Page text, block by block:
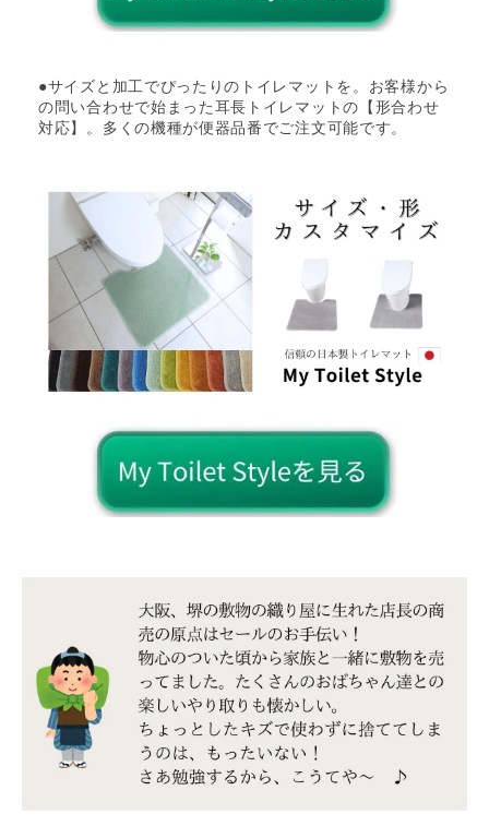
●サイズと加工でぴったりのトイレマットを。お客様から
の問い合わせで始まった耳長トイレマットの【形合わせ
対応】。多くの機種が便器品番でご注文可能です。